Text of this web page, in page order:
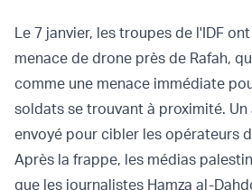
Le 7 janvier, les troupes de l'IDF
menace de drone près de Rafah,
comme une menace immédiate
soldats se trouvant à proximité. Un
envoyé pour cibler les opérateurs
Après la frappe, les médias
que les journalistes Hamza al-